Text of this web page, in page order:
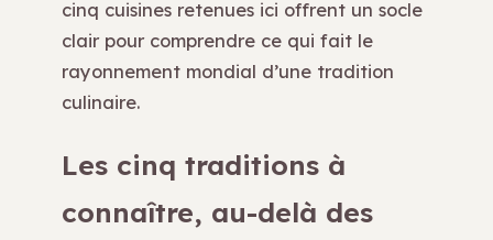
cinq cuisines retenues ici offrent un socle
clair pour comprendre ce qui fait le
rayonnement mondial d’une tradition
culinaire.
Les cinq traditions à
connaître, au-delà des